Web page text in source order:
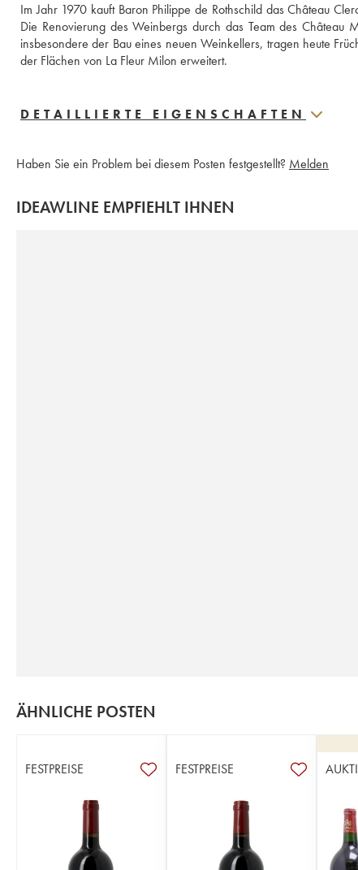
Im Jahr 1970 kauft Baron Philippe de Rothschild das Château
Die Renovierung des Weinbergs durch das Team des Château
insbesondere der Bau eines neuen Weinkellers, tragen heute
der Flächen von La Fleur Milon erweitert.
DETAILLIERTE EIGENSCHAFTEN
Haben Sie ein Problem bei diesem Posten festgestellt? Melden
IDEAWLINE EMPFIEHLT IHNEN
ÄHNLICHE POSTEN
FESTPREISE FESTPREISE